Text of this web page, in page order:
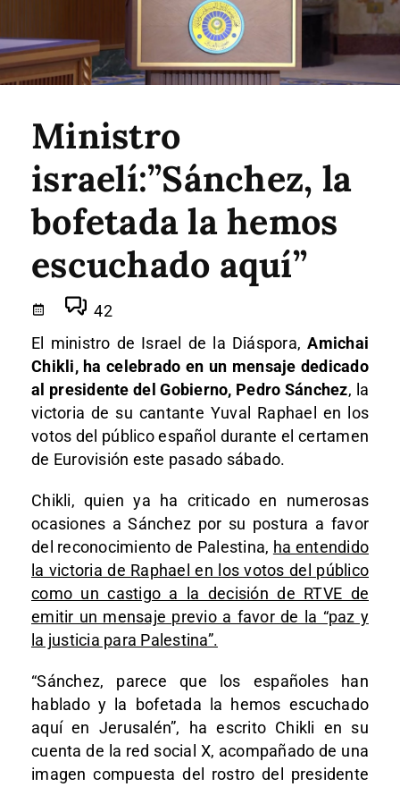
Ministro
israelí:”Sánchez, la
bofetada la hemos
escuchado aquí”
42
El ministro de Israel de la Diáspora,Amichai
Chikli, ha celebrado en un mensaje dedicado
al presidente del Gobierno, Pedro Sánchez, la
victoria de su cantante Yuval Raphael en los
votos del público español durante el certamen
de Eurovisión este pasado sábado.
Chikli, quien ya ha criticado en numerosas
ocasiones a Sánchez por su postura a favor
del reconocimiento de Palestina, ha entendido
la victoria de Raphael en los votos del público
como un castigo a la decisión de RTVE de
emitir un mensaje previo a favor de la “paz y
la justicia para Palestina”.
“Sánchez, parece que los españoles han
hablado y la bofetada la hemos escuchado
aquí en Jerusalén”, ha escrito Chikli en su
cuenta de la red social X, acompañado de una
imagen compuesta del rostro del presidente